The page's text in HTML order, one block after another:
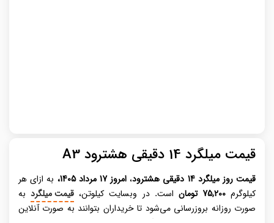
قیمت میلگرد 14 دقیقی هشترود A3
قیمت روز میلگرد 14 دقیقی هشترود ، امروز 17 مرداد 1405،
به ازای هر
کیلوگرم 75,200 تومان است.در وبسایت کیلوتن، قیمت میلگردبه
صورت روزانه بروزرسانی می‌شود تا خریداران بتوانند به صورت آنلاین